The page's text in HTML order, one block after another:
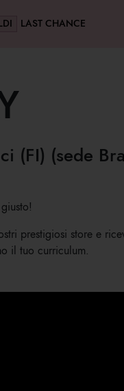
LAST CHANCE
(FI) (sede
prestigiosi store e
il tuo curriculum.